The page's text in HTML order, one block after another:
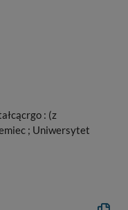
: (z
; Uniwersytet